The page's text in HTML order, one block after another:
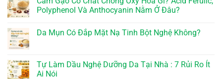
Polyphenol Và Anthocyanin Nằm Ở Đâu?
Da Mụn Có Đắp Mặt Nạ Tinh Bột Nghệ Không?
Tự Làm Dầu Nghệ Dưỡng Da Tại Nhà : 7 Rủi Ro Ít
Ai Nói